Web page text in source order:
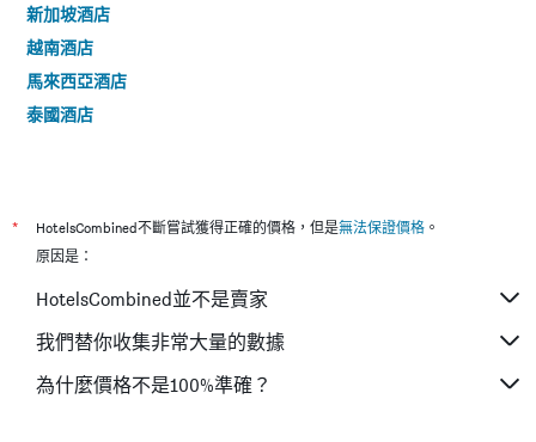
新加坡酒店
越南酒店
馬來西亞酒店
泰國酒店
* HotelsCombined不斷嘗試獲得正確的價格，但是無法保證價格 。
原因是：
HotelsCombined並不是賣家
我們替你收集非常大量的數據
為什麼價格不是100%準確？